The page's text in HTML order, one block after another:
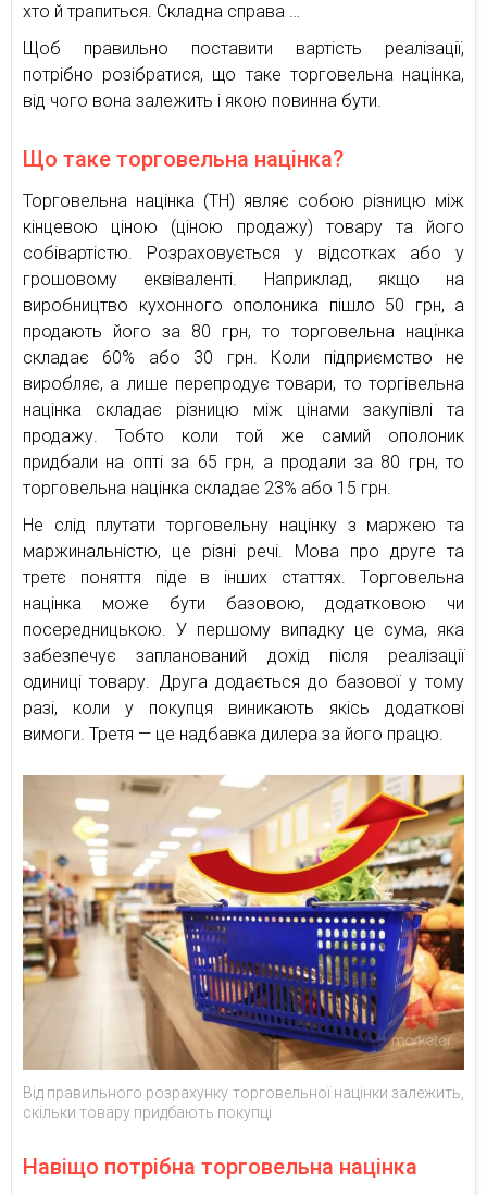
хто й трапиться. Складна справа …
Щоб правильно поставити вартість реалізації,
потрібно розібратися, що таке торговельна націнка,
від чого вона залежить і якою повинна бути.
Що таке торговельна націнка?
Торговельна націнка (ТН) являє собою різницю між
кінцевою ціною (ціною продажу) товару та його
собівартістю. Розраховується у відсотках або у
грошовому еквіваленті. Наприклад, якщо на
виробництво кухонного ополоника пішло 50 грн, а
продають його за 80 грн, то торговельна націнка
складає 60% або 30 грн. Коли підприємство не
виробляє, а лише перепродує товари, то торгівельна
націнка складає різницю між цінами закупівлі та
продажу. Тобто коли той же самий ополоник
придбали на опті за 65 грн, а продали за 80 грн, то
торговельна націнка складає 23% або 15 грн.
Не слід плутати торговельну націнку з маржею та
маржинальністю, це різні речі. Мова про друге та
третє поняття піде в інших статтях. Торговельна
націнка може бути базовою, додатковою чи
посередницькою. У першому випадку це сума, яка
забезпечує запланований дохід після реалізації
одиниці товару. Друга додається до базової у тому
разі, коли у покупця виникають якісь додаткові
вимоги. Третя — це надбавка дилера за його працю.
Від правильного розрахунку торговельної націнки залежить,
скільки товару придбають покупці
Навіщо потрібна торговельна націнка